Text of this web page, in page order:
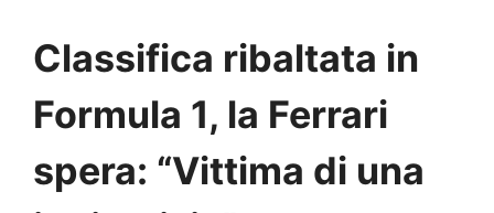
Classifica ribaltata in
Formula 1, la Ferrari
spera: “Vittima di una